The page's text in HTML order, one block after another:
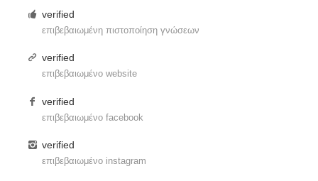
verified
επιβεβαιωμένη πιστοποίηση γνώσεων
verified
επιβεβαιωμένο website
verified
επιβεβαιωμένο facebook
verified
επιβεβαιωμένο instagram